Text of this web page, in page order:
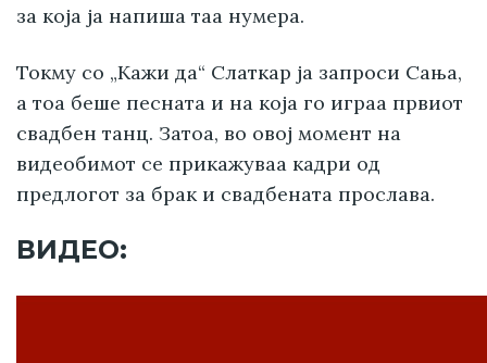
за која ја напиша таа нумера.
Токму со „Кажи да“ Слаткар ја запроси Сања,
а тоа беше песната и на која го играа првиот
свадбен танц. Затоа, во овој момент на
видеобимот се прикажуваа кадри од
предлогот за брак и свадбената прослава.
ВИДЕО: